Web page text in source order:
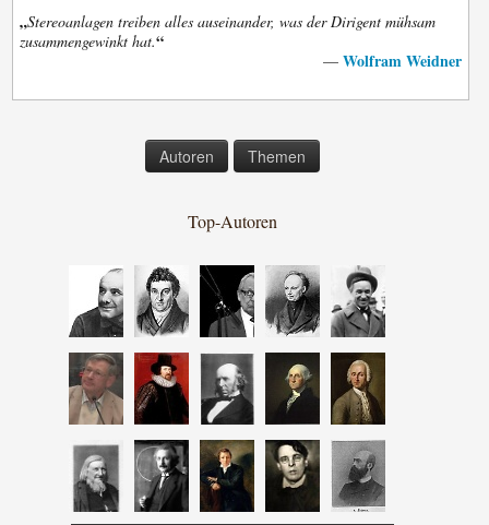
„Stereoanlagen treiben alles auseinander, was der Dirigent mühsam
zusammengewinkt hat.“
— Wolfram Weidner
Autoren Themen
Top-Autoren